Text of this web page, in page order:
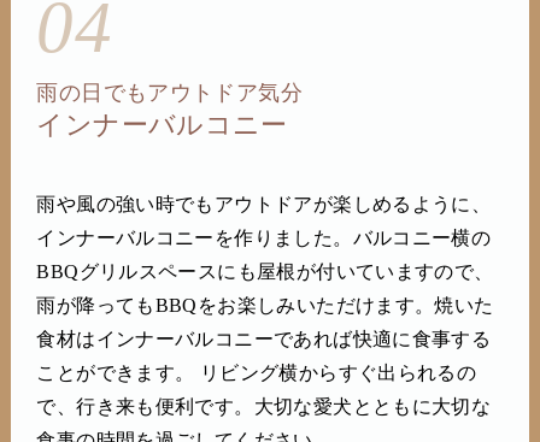
04
雨の日でもアウトドア気分
インナーバルコニー
雨や風の強い時でもアウトドアが楽しめるように、
インナーバルコニーを作りました。バルコニー横の
BBQグリルスペースにも屋根が付いていますので、
雨が降ってもBBQをお楽しみいただけます。焼いた
食材はインナーバルコニーであれば快適に食事する
ことができます。 リビング横からすぐ出られるの
で、行き来も便利です。大切な愛犬とともに大切な